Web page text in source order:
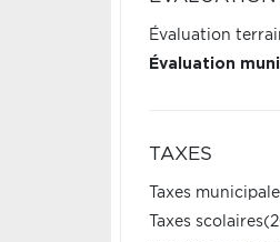
Évaluation
Évaluation
TAXES
Taxes
Taxes scolaires